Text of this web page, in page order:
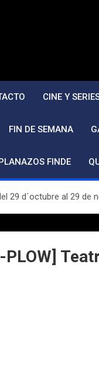
CINE Y
FIN DE SEMANA
FINDE
29 d´octubre al 29 de
PLOW]